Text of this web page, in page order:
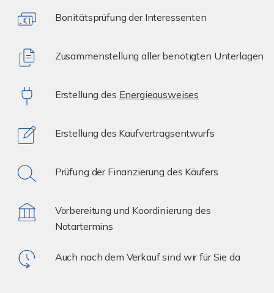
Bonitätsprüfung der Interessenten
Zusammenstellung aller benötigten Unterlagen
Erstellung des Energieausweises
Erstellung des Kaufvertragsentwurfs
Prüfung der Finanzierung des Käufers
Vorbereitung und Koordinierung des
Notartermins
Auch nach dem Verkauf sind wir für Sie da